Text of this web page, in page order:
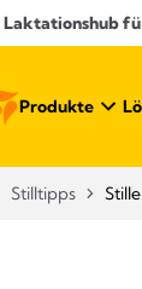
Produkte
Stilltipps